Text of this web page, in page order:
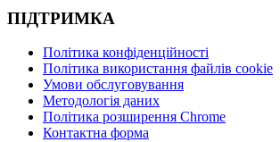
ПІДТРИМКА
Політика конфіденційності
Політика використання файлів cookie
Умови обслуговування
Методологія даних
Політика розширення Chrome
Контактна форма